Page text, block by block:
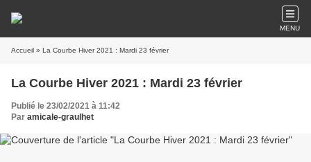
MENU
Accueil » La Courbe Hiver 2021 : Mardi 23 février
La Courbe Hiver 2021 : Mardi 23 février
Publié le 23/02/2021 à 11:42
Par amicale-graulhet